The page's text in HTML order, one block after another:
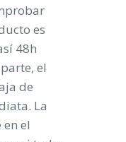
es
48h
el
de
La
el